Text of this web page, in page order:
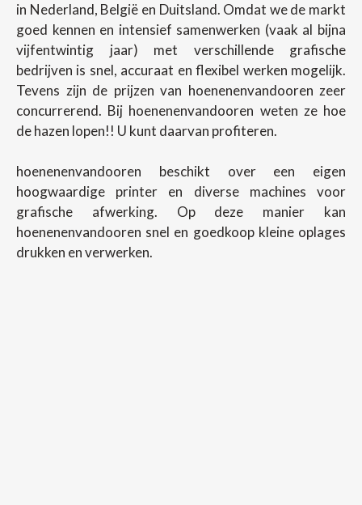
in Nederland, België en Duitsland. Omdat we de markt
goed kennen en intensief samenwerken (vaak al bijna
vijfentwintig jaar) met verschillende grafische
bedrijven is snel, accuraat en flexibel werken mogelijk.
Tevens zijn de prijzen van hoenenenvandooren zeer
concurrerend. Bij hoenenenvandooren weten ze hoe
de hazen lopen!! U kunt daarvan profiteren.
hoenenenvandooren beschikt over een eigen
hoogwaardige printer en diverse machines voor
grafische afwerking. Op deze manier kan
hoenenenvandooren snel en goedkoop kleine oplages
drukken en verwerken.